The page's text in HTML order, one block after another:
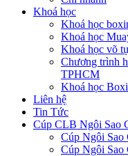
Khoá học
Khoá học
Khoá học
Khoá học võ
Chương trình
TPHCM
Khoá học
Liên hệ
Tin Tức
Cúp CLB Ngôi Sao
Cúp Ngôi
Cúp Ngôi